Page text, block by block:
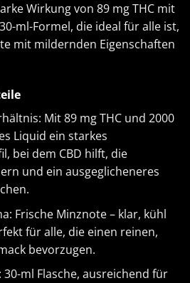
Wirkung von 89 mg THC mit
ml-Formel, die ideal für alle ist,
mit mildernden Eigenschaften
Mit 89 mg THC und 2000
Liquid ein starkes
bei dem CBD hilft, die
und ein ausgeglicheneres
Frische Minznote – klar, kühl
für alle, die einen reinen,
bevorzugen.
ml Flasche, ausreichend für